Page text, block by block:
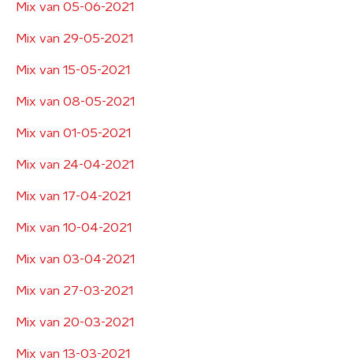
Mix van 05-06-2021
Mix van 29-05-2021
Mix van 15-05-2021
Mix van 08-05-2021
Mix van 01-05-2021
Mix van 24-04-2021
Mix van 17-04-2021
Mix van 10-04-2021
Mix van 03-04-2021
Mix van 27-03-2021
Mix van 20-03-2021
Mix van 13-03-2021